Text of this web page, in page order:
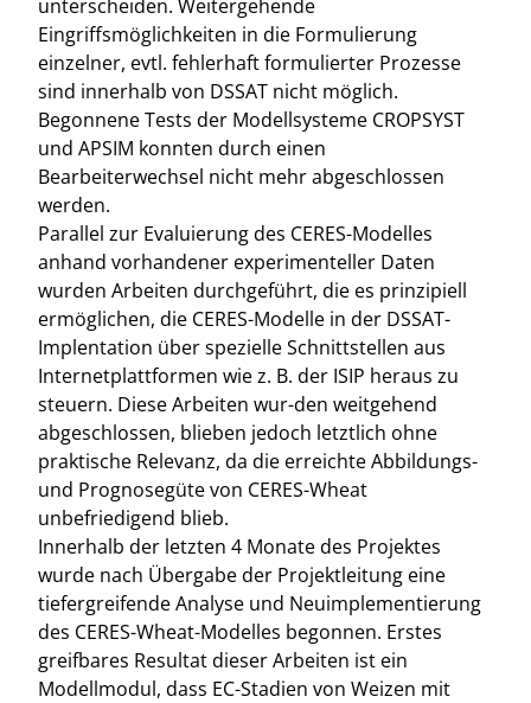
unterscheiden. Weitergehende
Eingriffsmöglichkeiten in die Formulierung
einzelner, evtl. fehlerhaft formulierter Prozesse
sind innerhalb von DSSAT nicht möglich.
Begonnene Tests der Modellsysteme CROPSYST
und APSIM konnten durch einen
Bearbeiterwechsel nicht mehr abgeschlossen
werden.
Parallel zur Evaluierung des CERES-Modelles
anhand vorhandener experimenteller Daten
wurden Arbeiten durchgeführt, die es prinzipiell
ermöglichen, die CERES-Modelle in der DSSAT-
Implentation über spezielle Schnittstellen aus
Internetplattformen wie z. B. der ISIP heraus zu
steuern. Diese Arbeiten wur-den weitgehend
abgeschlossen, blieben jedoch letztlich ohne
praktische Relevanz, da die erreichte Abbildungs-
und Prognosegüte von CERES-Wheat
unbefriedigend blieb.
Innerhalb der letzten 4 Monate des Projektes
wurde nach Übergabe der Projektleitung eine
tiefergreifende Analyse und Neuimplementierung
des CERES-Wheat-Modelles begonnen. Erstes
greifbares Resultat dieser Arbeiten ist ein
Modellmodul, dass EC-Stadien von Weizen mit